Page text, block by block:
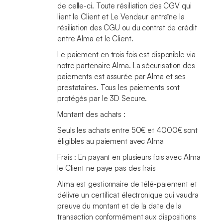
de celle-ci. Toute résiliation des CGV qui
lient le Client et Le Vendeur entraîne la
résiliation des CGU ou du contrat de crédit
entre Alma et le Client.
Le paiement en trois fois est disponible via
notre partenaire Alma. La sécurisation des
paiements est assurée par Alma et ses
prestataires. Tous les paiements sont
protégés par le 3D Secure.
Montant des achats :
Seuls les achats entre 50€ et 4000€ sont
éligibles au paiement avec Alma
Frais : En payant en plusieurs fois avec Alma
le Client ne paye pas des frais
Alma est gestionnaire de télé-paiement et
délivre un certificat électronique qui vaudra
preuve du montant et de la date de la
transaction conformément aux dispositions